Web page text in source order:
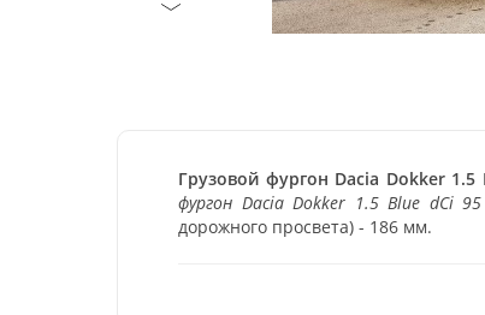
Грузовой фургон Dacia Dokker
фургон Dacia Dokker 1.5 Blue dCi
дорожного просвета) - 186 мм.